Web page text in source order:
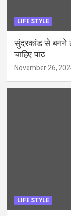
LIFE STYLE
सुंदरकांड से बनने
चाहिए पाठ
November 26,
LIFE STYLE